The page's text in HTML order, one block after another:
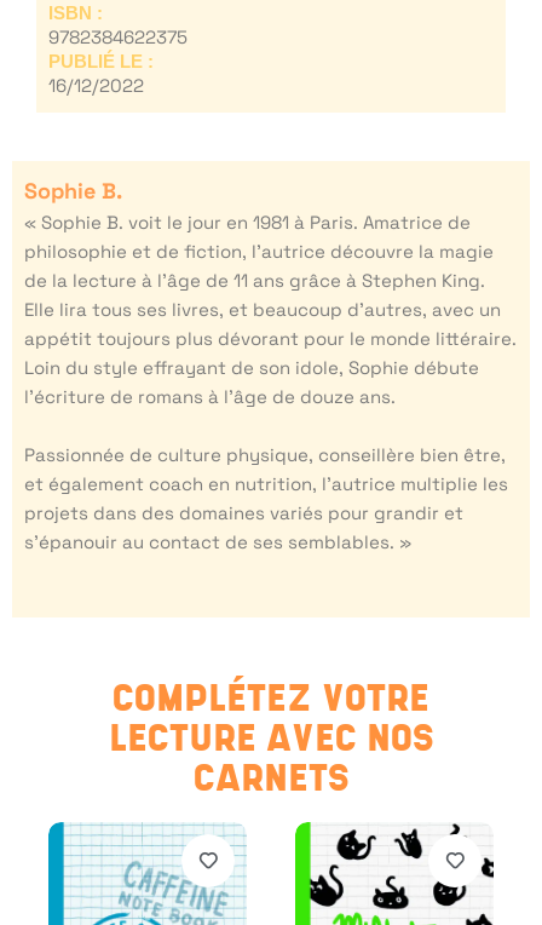
ISBN :
9782384622375
PUBLIÉ LE :
16/12/2022
Sophie B.
« Sophie B. voit le jour en 1981 à Paris. Amatrice de
philosophie et de fiction, l’autrice découvre la magie
de la lecture à l’âge de 11 ans grâce à Stephen King.
Elle lira tous ses livres, et beaucoup d’autres, avec un
appétit toujours plus dévorant pour le monde littéraire.
Loin du style effrayant de son idole, Sophie débute
l’écriture de romans à l’âge de douze ans.
Passionnée de culture physique, conseillère bien être,
et également coach en nutrition, l’autrice multiplie les
projets dans des domaines variés pour grandir et
s’épanouir au contact de ses semblables. »
COMPLÉTEZ VOTRE
LECTURE AVEC NOS
CARNETS